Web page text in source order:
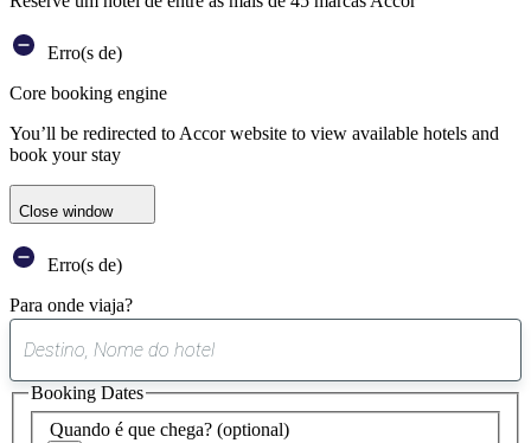
Erro(s de)
Core booking engine
You’ll be redirected to Accor website to view available hotels and
book your stay
Close window
Erro(s de)
Para onde viaja?
sugestão
encontrada
Quando é que chega? (optional)
Booking Dates